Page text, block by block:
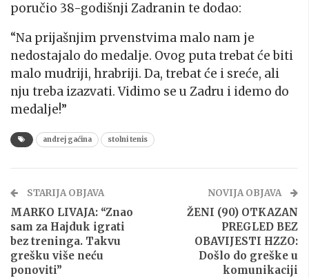
poručio 38-godišnji Zadranin te dodao:
“Na prijašnjim prvenstvima malo nam je
nedostajalo do medalje. Ovog puta trebat će biti
malo mudriji, hrabriji. Da, trebat će i sreće, ali
nju treba izazvati. Vidimo se u Zadru i idemo do
medalje!”
andrej gaćina stolni tenis
STARIJA OBJAVA
MARKO LIVAJA: “Znao
sam za Hajduk igrati
bez treninga. Takvu
grešku više neću
ponoviti”
NOVIJA OBJAVA
ŽENI (90) OTKAZAN
PREGLED BEZ
OBAVIJESTI HZZO:
Došlo do greške u
komunikaciji